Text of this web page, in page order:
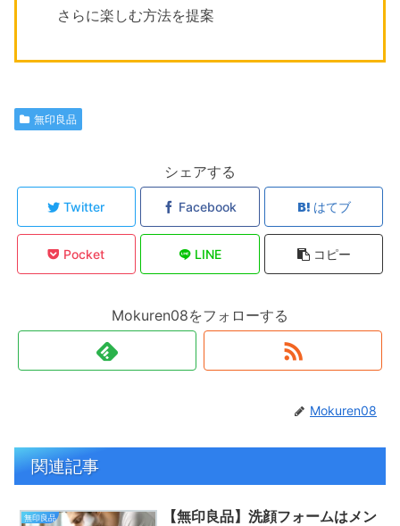
さらに楽しむ方法を提案
無印良品
シェアする
Twitter Facebook はてブ
Pocket LINE コピー
Mokuren08をフォローする
Mokuren08
関連記事
無印良品
【無印良品】洗顔フォームはメン